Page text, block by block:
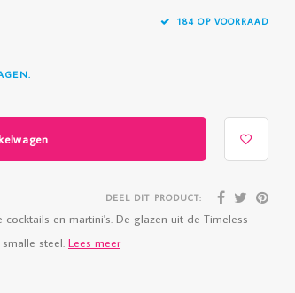
184 OP VOORRAAD
DEEL DIT PRODUCT:
en martini's. De glazen uit de Timeless
steel. Lees meer